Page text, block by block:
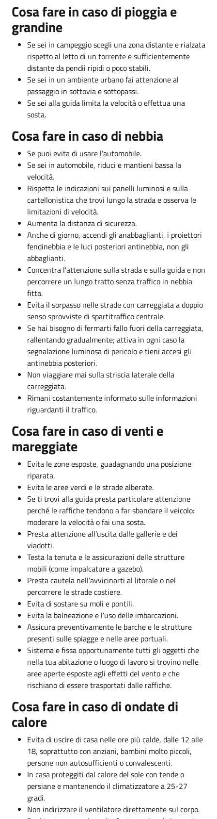
Cosa fare in caso di pioggia e
grandine
Se sei in campeggio scegli una zona distante e rialzata
rispetto al letto di un torrente e sufficientemente
distante da pendii ripidi o poco stabili.
Se sei in un ambiente urbano fai attenzione al
passaggio in sottovia e sottopassi.
Se sei alla guida limita la velocità o effettua una
sosta.
Cosa fare in caso di nebbia
Se puoi evita di usare l’automobile.
Se sei in automobile, riduci e mantieni bassa la
velocità.
Rispetta le indicazioni sui panelli luminosi e sulla
cartellonistica che trovi lungo la strada e osserva le
limitazioni di velocità.
Aumenta la distanza di sicurezza.
Anche di giorno, accendi gli anabbaglianti, i proiettori
fendinebbia e le luci posteriori antinebbia, non gli
abbaglianti.
Concentra l'attenzione sulla strada e sulla guida e non
percorrere un lungo tratto senza traffico in nebbia
fitta.
Evita il sorpasso nelle strade con carreggiata a doppio
senso sprovviste di spartitraffico centrale.
Se hai bisogno di fermarti fallo fuori della carreggiata,
rallentando gradualmente; attiva in ogni caso la
segnalazione luminosa di pericolo e tieni accesi gli
antinebbia posteriori.
Non viaggiare mai sulla striscia laterale della
carreggiata.
Rimani costantemente informato sulle informazioni
riguardanti il traffico.
Cosa fare in caso di venti e
mareggiate
Evita le zone esposte, guadagnando una posizione
riparata.
Evita le aree verdi e le strade alberate.
Se ti trovi alla guida presta particolare attenzione
perché le raffiche tendono a far sbandare il veicolo:
moderare la velocità o fai una sosta.
Presta attenzione all’uscita dalle gallerie e dei
viadotti.
Testa la tenuta e le assicurazioni delle strutture
mobili (come impalcature a gazebo).
Presta cautela nell’avvicinarti al litorale o nel
percorrere le strade costiere.
Evita di sostare su moli e pontili.
Evita la balneazione e l’uso delle imbarcazioni.
Assicura preventivamente le barche e le strutture
presenti sulle spiagge e nelle aree portuali.
Sistema e fissa opportunamente tutti gli oggetti che
nella tua abitazione o luogo di lavoro si trovino nelle
aree aperte esposte agli effetti del vento e che
rischiano di essere trasportati dalle raffiche.
Cosa fare in caso di ondate di
calore
Evita di uscire di casa nelle ore più calde, dalle 12 alle
18, soprattutto con anziani, bambini molto piccoli,
persone non autosufficienti o convalescenti.
In casa proteggiti dal calore del sole con tende o
persiane e mantenendo il climatizzatore a 25-27
gradi.
Non indirizzare il ventilatore direttamente sul corpo.